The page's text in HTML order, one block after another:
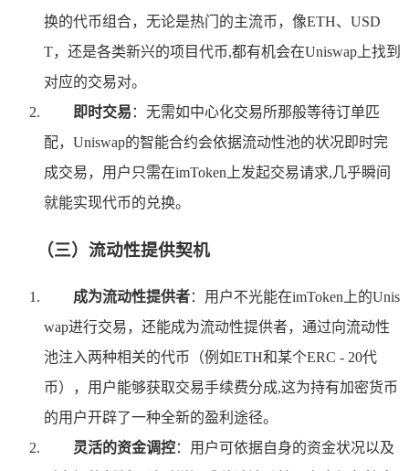
换的代币组合，无论是热门的主流币，像ETH、USD
T，还是各类新兴的项目代币,都有机会在Uniswap上找到
对应的交易对。
即时交易 ：无需如中心化交易所那般等待订单匹
配，Uniswap的智能合约会依据流动性池的状况即时完
成交易，用户只需在imToken上发起交易请求,几乎瞬间
就能实现代币的兑换。
（三）流动性提供契机
成为流动性提供者：用户不光能在imToken上的Unis
wap进行交易，还能成为流动性提供者，通过向流动性
池注入两种相关的代币（例如ETH和某个ERC - 20代
币），用户能够获取交易手续费分成,这为持有加密货币
的用户开辟了一种全新的盈利途径。
灵活的资金调控：用户可依据自身的资金状况以及